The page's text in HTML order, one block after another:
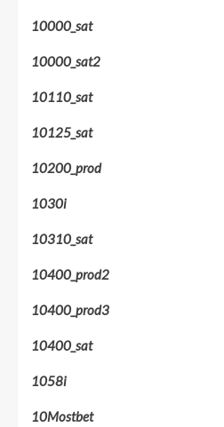
10000_sat
10000_sat2
10110_sat
10125_sat
10200_prod
1030i
10310_sat
10400_prod2
10400_prod3
10400_sat
1058i
10Mostbet